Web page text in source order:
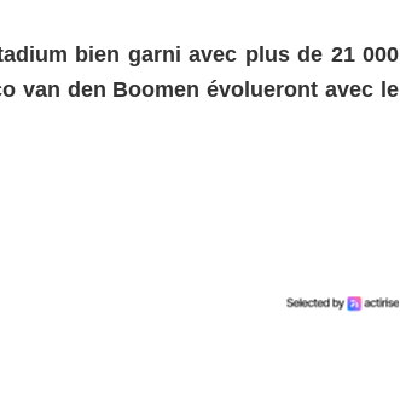
bien garni avec plus de 21 000
van den Boomen évolueront avec le